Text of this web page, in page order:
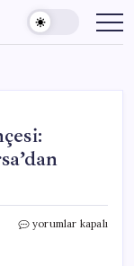
CHP
yorumlar kapalı